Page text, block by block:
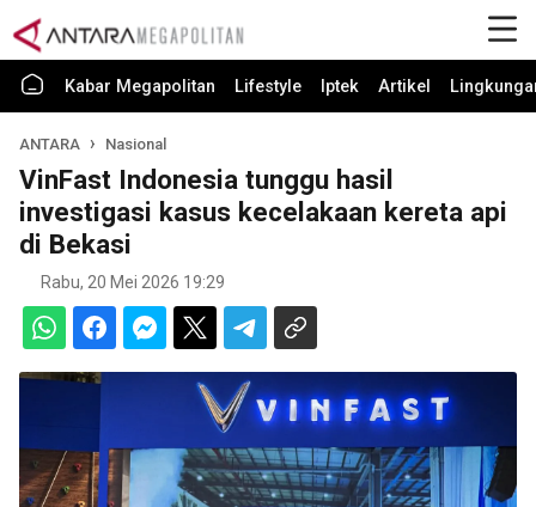
Kabar Megapolitan Lifestyle Iptek Artikel
ANTARA Nasional
VinFast Indonesia tunggu hasil
investigasi kasus kecelakaan kereta api
di Bekasi
Rabu, 20 Mei 2026 19:29